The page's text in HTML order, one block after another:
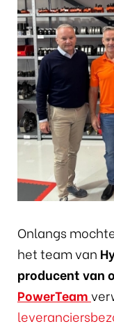
Onlangs
het team van
producent van
PowerTeam